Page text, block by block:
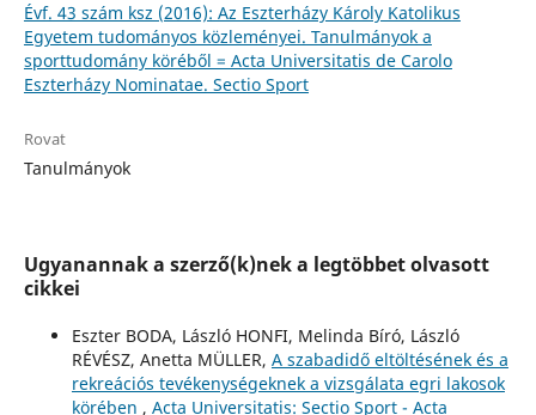
Évf. 43 szám ksz (2016): Az Eszterházy Károly Katolikus
Egyetem tudományos közleményei. Tanulmányok a
sporttudomány köréből = Acta Universitatis de Carolo
Eszterházy Nominatae. Sectio Sport
Rovat
Tanulmányok
Ugyanannak a szerző(k)nek a legtöbbet olvasott
cikkei
Eszter BODA, László HONFI, Melinda Bíró, László
RÉVÉSZ, Anetta MÜLLER, A szabadidő eltöltésének és a
rekreációs tevékenységeknek a vizsgálata egri lakosok
körében , Acta Universitatis: Sectio Sport - Acta